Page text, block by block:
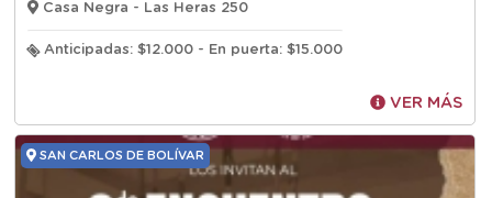
Casa Negra - Las Heras 250
Anticipadas: $12.000 - En puerta: $15.000
VER MÁS
SAN CARLOS DE BOLÍVAR